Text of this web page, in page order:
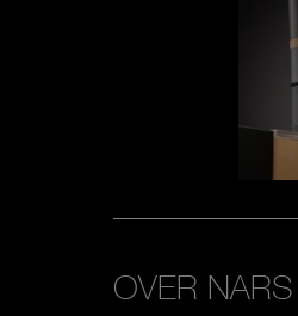
OVER NARS